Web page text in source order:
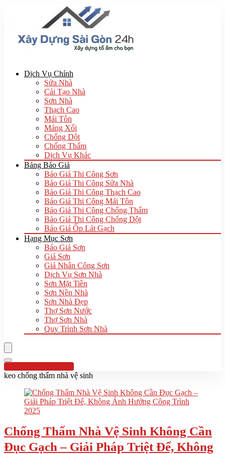
Dịch Vụ Chính
Sửa Nhà
Cải Tạo Nhà
Sơn Nhà
Thạch Cao
Mái Tôn
Máng Xối
Chống Dột
Chống Thấm
Dịch Vụ Khác
Bảng Báo Giá
Báo Giá Thi Công Sơn
Báo Giá Thi Công Sửa Nhà
Báo Giá Thi Công Thạch Cao
Báo Giá Thi Công Mái Tôn
Báo Giá Thi Công Chống Thấm
Báo Giá Thi Công Chống Dột
Báo Giá Ốp Lát Gạch
Hạng Mục Sơn
Báo Giá Sơn
Giá Sơn
Giá Nhân Công Sơn
Dịch Vụ Sơn Nhà
Sơn Mặt Tiền
Sơn Nền Nhà
Sơn Nhà Đẹp
Thợ Sơn Nước
Thợ Sơn Nhà
Quy Trình Sơn Nhà
Hotline:0961 894 472
keo chống thấm nhà vệ sinh
Chống Thấm Nhà Vệ Sinh Không Cần
Đục Gạch – Giải Pháp Triệt Để, Không